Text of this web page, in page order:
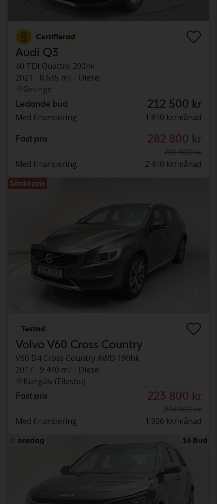
Certifierad
Audi Q3
40 TDI Quattro 200hk
2021
8 635 mil
Diesel
Getinge
Ledande bud 212 500 kr
Med finansiering 1 810 kr/månad
Fast pris 282 800 kr
289 900 kr
Med finansiering
2 410 kr/månad
Sänkt pris
Testad
Volvo V60 Cross Country
V60 D4 Cross Country AWD 190hk
2017
9 440 mil
Diesel
Kungälv (Ellesbo)
Fast pris 223 800 kr
224 800 kr
Med finansiering
1 906 kr/månad
onsdag 16 Bud